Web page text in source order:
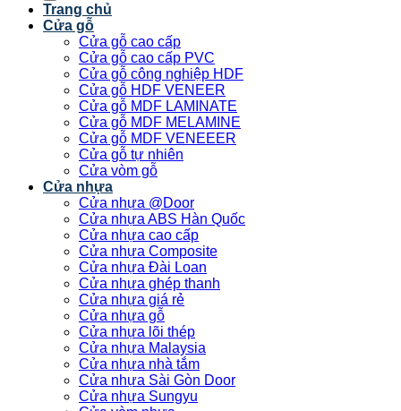
Trang chủ
Cửa gỗ
Cửa gỗ cao cấp
Cửa gỗ cao cấp PVC
Cửa gỗ công nghiệp HDF
Cửa gỗ HDF VENEER
Cửa gỗ MDF LAMINATE
Cửa gỗ MDF MELAMINE
Cửa gỗ MDF VENEEER
Cửa gỗ tự nhiên
Cửa vòm gỗ
Cửa nhựa
Cửa nhựa @Door
Cửa nhựa ABS Hàn Quốc
Cửa nhựa cao cấp
Cửa nhựa Composite
Cửa nhựa Đài Loan
Cửa nhựa ghép thanh
Cửa nhựa giá rẻ
Cửa nhựa gỗ
Cửa nhựa lõi thép
Cửa nhựa Malaysia
Cửa nhựa nhà tắm
Cửa nhựa Sài Gòn Door
Cửa nhựa Sungyu